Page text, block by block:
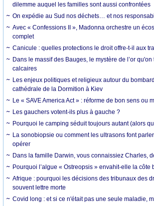
dilemme auquel les familles sont aussi confrontées
On expédie au Sud nos déchets… et nos
Avec « Confessions II », Madonna orchestre un
complet
Canicule : quelles protections le droit offre-t-il aux
Dans le massif des Bauges, le mystère de l’or
calcaires
Les enjeux politiques et religieux autour du
cathédrale de la Dormition à Kiev
Le « SAVE America Act » : réforme de bon sens ou
Les gauchers votent-ils plus à gauche ?
Pourquoi le camping séduit toujours autant (alors
La sonobiopsie ou comment les ultrasons font
opérer
Dans la famille Darwin, vous connaissiez Charles,
Pourquoi l’algue « Ostreopsis » envahit-elle la côte
Afrique : pourquoi les décisions des tribunaux des
souvent lettre morte
Covid long : et si ce n'était pas une seule maladie,